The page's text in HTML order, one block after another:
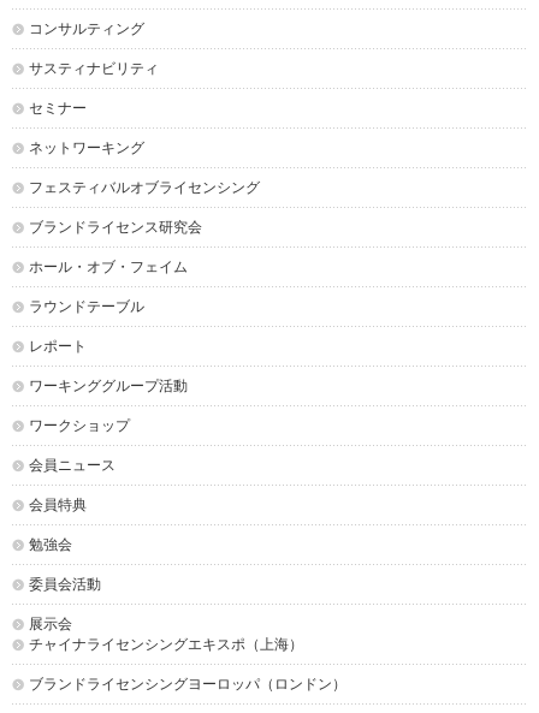
コンサルティング
サスティナビリティ
セミナー
ネットワーキング
フェスティバルオブライセンシング
ブランドライセンス研究会
ホール・オブ・フェイム
ラウンドテーブル
レポート
ワーキンググループ活動
ワークショップ
会員ニュース
会員特典
勉強会
委員会活動
展示会
チャイナライセンシングエキスポ（上海）
ブランドライセンシングヨーロッパ（ロンドン）